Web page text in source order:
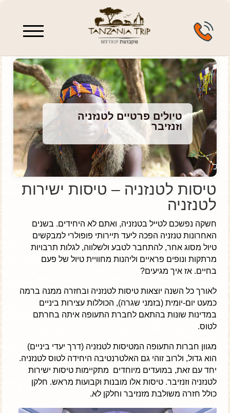
טיולים פרטיים לטנזניה
וזנזיבר
טיסות לטנזניה – טיסות ישירות
לטנזניה
חשקה נפשכם לטייל בטנזניה, ואתם לא היחידים. בשנים
האחרונות טנזניה הפכה ליעד תיירותי פופולרי למבקשים
טיול מסוג אחר, להתחבר לטבע ולשלווה, לגלות תרבויות
מרתקות ונופים פראיים וליהנות מחוויית טיול של פעם
בחיים. אז איך מגיעים?
לאורך כל השנה יוצאות טיסות לטנזניה ובחזרה ממנה ברמה
כמעט יום-יומית (בזמני שגרה), הכוללות עצירות ביניים
במדינות שונות בהתאם לחברת התעופה איתה בחרתם
לטוס.
מגוון חברות התעופה המטיסות לטנזניה (דרך יעדי ביניים)
הוא גדול, ולרוב זוהי גם האלטרנטיבה היחידה לטוס לטנזניה.
יחד עם זאת, במועדים מיוחדים מתקיימות טיסות ישירות
לטנזניה וזנזיבר.טיסות אלו מובנות וקבועות מראש. חלקן
כולל חזרה משולבת מזנזיבר וחלקן לא.